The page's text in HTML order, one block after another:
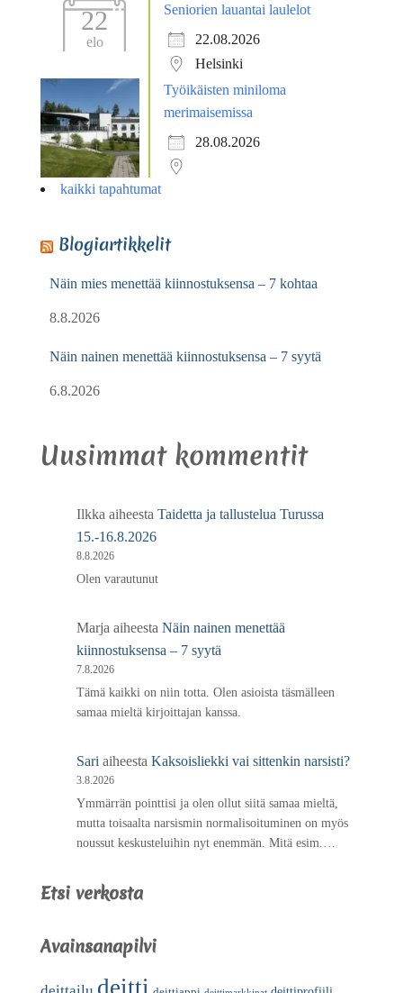
22
elo
Seniorien lauantai laulelot
22.08.2026
Helsinki
Työikäisten miniloma
merimaisemissa
28.08.2026
kaikki tapahtumat
Blogiartikkelit
Näin mies menettää kiinnostuksensa – 7 kohtaa
8.8.2026
Näin nainen menettää kiinnostuksensa – 7 syytä
6.8.2026
Uusimmat kommentit
Ilkka aiheesta Taidetta ja tallustelua Turussa
15.-16.8.2026
8.8.2026
Olen varautunut
Marja aiheesta Näin nainen menettää
kiinnostuksensa – 7 syytä
7.8.2026
Tämä kaikki on niin totta. Olen asioista täsmälleen
samaa mieltä kirjoittajan kanssa.
Sari aiheesta Kaksoisliekki vai sittenkin narsisti?
3.8.2026
Ymmärrän pointtisi ja olen ollut siitä samaa mieltä,
mutta toisaalta narsismin normalisoituminen on myös
noussut keskusteluihin nyt enemmän. Mitä esim.…
Etsi verkosta
Avainsanapilvi
deitti